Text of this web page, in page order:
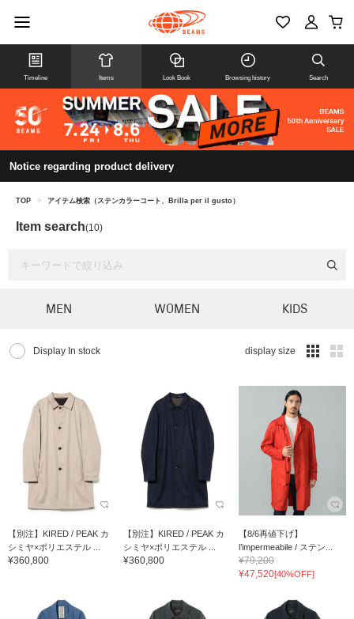
Timeline Items Look Book Browsing history Search
Notice regarding product delivery
TOP > アイテム検索（ステンカラーコート、Brilla per il gusto）
Item search(10)
MEN WOMEN KIDS
Display In stock display size
【別注】KIRED / PEAK カ
シミヤ×ポリエステル ...
¥360,800
【別注】KIRED / PEAK カ
シミヤ×ポリエステル ...
¥360,800
【8/6再値下げ】
l’impermeabile / ステン...
¥79,200
¥47,520[40%OFF]